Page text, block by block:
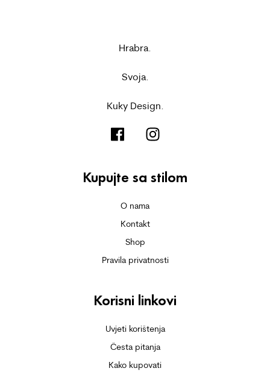
Hrabra.
Svoja.
Kuky Design.
Kupujte sa stilom
O nama
Kontakt
Shop
Pravila privatnosti
Korisni linkovi
Uvjeti korištenja
Česta pitanja
Kako kupovati